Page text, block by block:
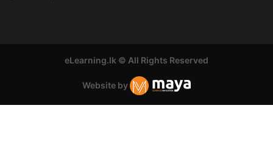
eLearning.lk © All Rights Reserved
Website by